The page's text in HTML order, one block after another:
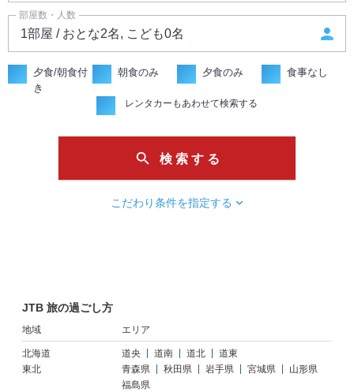
部屋数・人数
person
夕食/朝食付
き
朝食のみ 夕食のみ 食事なし
こだわり条件を指定する chevron_right
レンタカーもあわせて検索する
search 検 索 す る
JTB 旅の過ごし方
地域 エリア
北海道 道央 道南 道北
道東
東北
青森県 秋田県 岩手県 宮城県
山形県
福島県